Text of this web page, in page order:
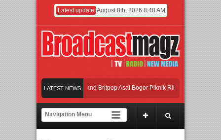
Latest update August 8th, 2026 8:48 AM
LATEST NEWS
Talenta Unggul Band Britpop Asal Bogor Piknik Rilis Mini Album
2026 Siap Digelar!